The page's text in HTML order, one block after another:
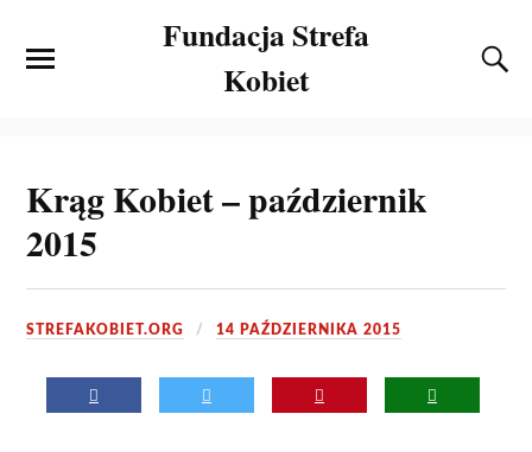
Fundacja Strefa
Kobiet
Krąg Kobiet – październik
2015
STREFAKOBIET.ORG 14 PAŹDZIERNIKA 2015